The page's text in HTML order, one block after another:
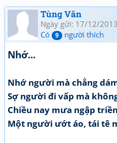
Tùng Văn
Ngày gửi: 17/12/
Có
9 người thích
Nhớ...
Nhớ người mà chẳng
Sợ người đi vấp mà
Chiều nay mưa ngập
Một người ướt áo, tái tê